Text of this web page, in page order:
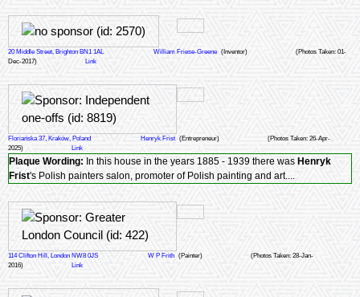
20 Middle Street, Brighton BN1 1AL William Friese-Greene (Inventor)
(Photos Taken: 01-
Dec-2017)
Link
Floriańska 37, Kraków, Poland Henryk Frist (Entrepreneur)
(Photos Taken: 26-Apr-
2025)
Link
Plaque Wording: In this house in the years 1885 - 1939 there was Henryk
Frist's Polish painters salon, promoter of Polish painting and art....
114 Clifton Hill, London NW8 0JS W P Frith (Painter)
(Photos Taken: 28-Jan-
2016)
Link